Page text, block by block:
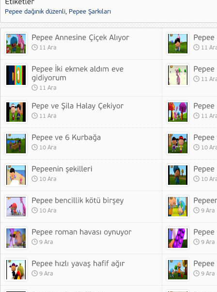
Pepee dağınık düzenli, Pepee Şarkıları
11 Ara 11
11 Ara
11
11 Ara 11
10 Ara 10
10 Ara 10
10 Ara 9 Ara
9 Ara 9 Ara
9 Ara 9 Ara